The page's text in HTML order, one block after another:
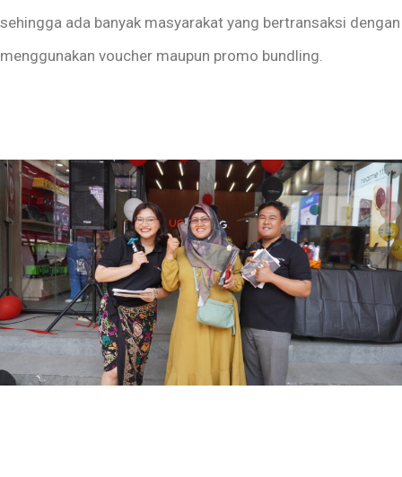
sehingga ada banyak masyarakat yang bertransaksi dengan
menggunakan voucher maupun promo bundling.